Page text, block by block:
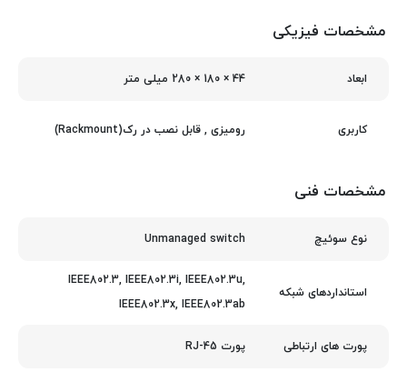
مشخصات فیزیکی
ابعاد 44 × 180 × 280 میلی متر
کاربری رومیزی , قابل نصب در رک(Rackmount)
مشخصات فنی
نوع سوئیچ Unmanaged switch
استانداردهای شبکه
IEEE802.3, IEEE802.3i, IEEE802.3u,
IEEE802.3x, IEEE802.3ab
پورت های ارتباطی پورت RJ-45